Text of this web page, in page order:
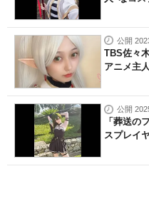
公開
TBS佐々
アニメ主
公開
「葬送の
スプレイ